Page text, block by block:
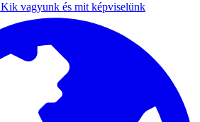
Kik vagyunk és mit képviselünk